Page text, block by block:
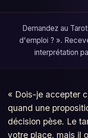
Demandez au
d'emploi ? ».
interprétation
« Dois-je accepter
quand une
décision pèse. Le
votre place, mais il